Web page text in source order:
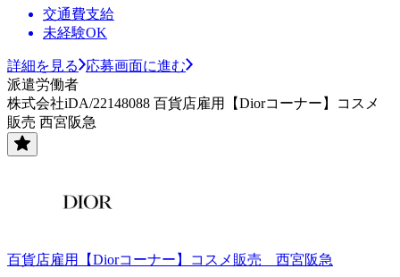
交通費支給
未経験OK
詳細を見る
応募画面に進む
派遣労働者
株式会社iDA/22148088 百貨店雇用【Diorコーナー】コスメ
販売 西宮阪急
百貨店雇用【Diorコーナー】コスメ販売 西宮阪急